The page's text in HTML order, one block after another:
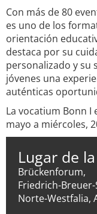
Con más de 80
es uno de los
orientación
destaca por su
personalizado y su
jóvenes una
auténticas
La vocatium Bonn I
mayo a miércoles,
Lugar de
Brückenforum,
Friedrich-Breuer-
Norte-Westfalia,